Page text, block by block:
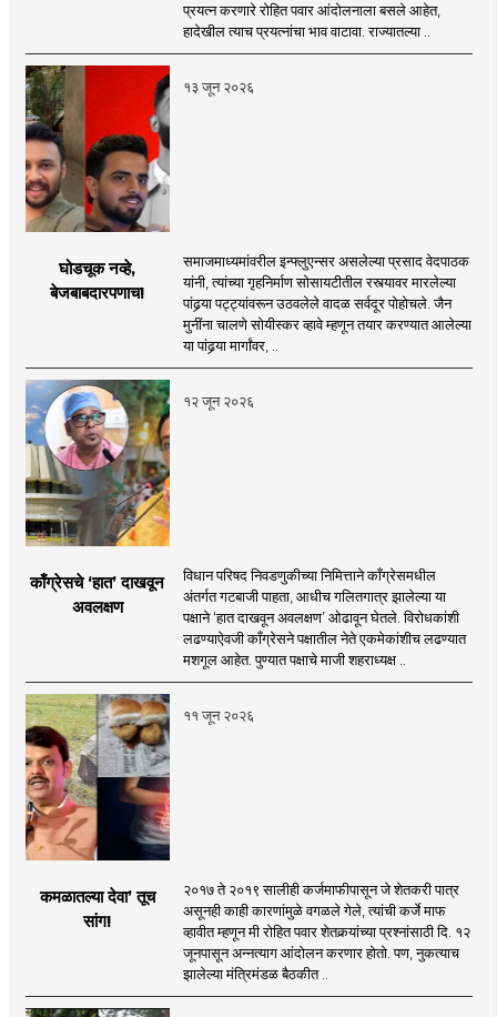
प्रयत्न करणारे रोहित पवार आंदोलनाला बसले आहेत,
हादेखील त्याच प्रयत्नांचा भाव वाटावा. राज्यातल्या ..
१३ जून २०२६
घोडचूक नव्हे,
बेजबाबदारपणाच!
समाजमाध्यमांवरील इन्फ्लुएन्सर असलेल्या प्रसाद वेदपाठक
यांनी, त्यांच्या गृहनिर्माण सोसायटीतील रस्त्यावर मारलेल्या
पांढर्‍या पट्ट्यांवरून उठवलेले वादळ सर्वदूर पोहोचले. जैन
मुनींना चालणे सोयीस्कर व्हावे म्हणून तयार करण्यात आलेल्या
या पांढर्‍या मार्गांवर, ..
१२ जून २०२६
काँग्रेसचे ‘हात’ दाखवून
अवलक्षण
विधान परिषद निवडणुकीच्या निमित्ताने काँग्रेसमधील
अंतर्गत गटबाजी पाहता, आधीच गलितगात्र झालेल्या या
पक्षाने ‘हात दाखवून अवलक्षण’ ओढावून घेतले. विरोधकांशी
लढण्याऐवजी काँग्रेसने पक्षातील नेते एकमेकांशीच लढण्यात
मशगूल आहेत. पुण्यात पक्षाचे माजी शहराध्यक्ष ..
११ जून २०२६
कमळातल्या देवा’ तूच
सांग!
२०१७ ते २०१९ सालीही कर्जमाफीपासून जे शेतकरी पात्र
असूनही काही कारणांमुळे वगळले गेले, त्यांची कर्जे माफ
व्हावीत म्हणून मी रोहित पवार शेतकर्‍यांच्या प्रश्नांसाठी दि. १२
जूनपासून अन्नत्याग आंदोलन करणार होतो. पण, नुकत्याच
झालेल्या मंत्रिमंडळ बैठकीत ..